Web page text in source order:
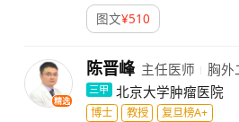
图文¥510
精选
陈晋峰 主任医师 胸外
三甲 北京大学肿瘤医院
博士
教授 复旦榜A+